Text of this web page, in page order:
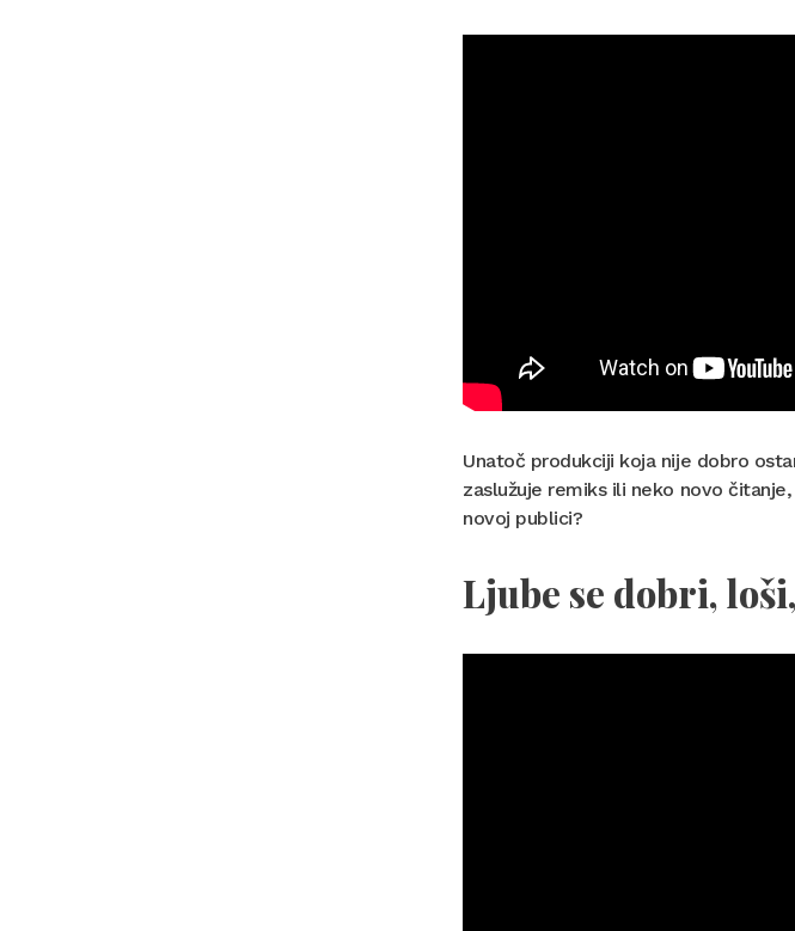
Unatoč produkciji koja nije dobro
zaslužuje remiks ili neko novo
novoj publici?
Ljube se dobri,